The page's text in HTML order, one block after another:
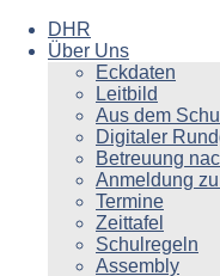
DHR
Über Uns
Eckdaten
Leitbild
Aus dem
Digitaler
Betreuung
Anmeldung
Termine
Zeittafel
Schulregeln
Assembly